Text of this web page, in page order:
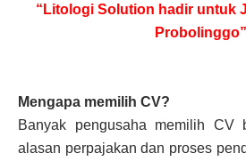
“Litologi Solution hadir untuk
Probolinggo”
Mengapa memilih CV?
Banyak pengusaha memilih CV
alasan perpajakan dan proses